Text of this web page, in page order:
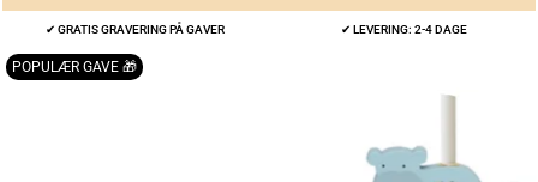
✔ GRATIS GRAVERING PÅ GAVER ✔ LEVERING: 2-4 DAGE
POPULÆR GAVE 🎁